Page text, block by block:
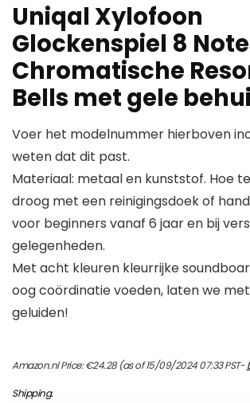
Uniqal Xylofoon
Glockenspiel 8
Chromatische
Bells met gele
Voer het modelnummer hierboven
weten dat dit past.
Materiaal: metaal en kunststof. Hoe
droog met een reinigingsdoek of
voor beginners vanaf 6 jaar en bij
gelegenheden.
Met acht kleuren kleurrijke
oog coördinatie voeden, laten we
geluiden!
Amazon.nl Price:€24.28(as of 15/09/2024 07:33 PST-
Shipping.